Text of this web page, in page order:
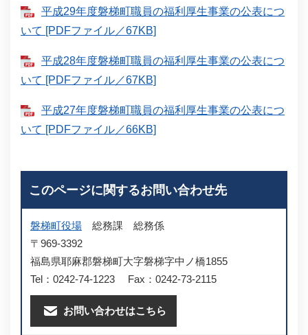
平成29年度磐梯町職員の福利厚生事業の公表につ
いて [PDFファイル／67KB]
平成28年度磐梯町職員の福利厚生事業の公表につ
いて [PDFファイル／67KB]
平成27年度磐梯町職員の福利厚生事業の公表につ
いて [PDFファイル／66KB]
このページに関するお問い合わせ先
磐梯町役場 総務課
総務係
〒969-3392
福島県耶麻郡磐梯町大字磐梯字中ノ橋1855
Tel：0242-74-1223
Fax：0242-73-2115
お問い合わせはこちら